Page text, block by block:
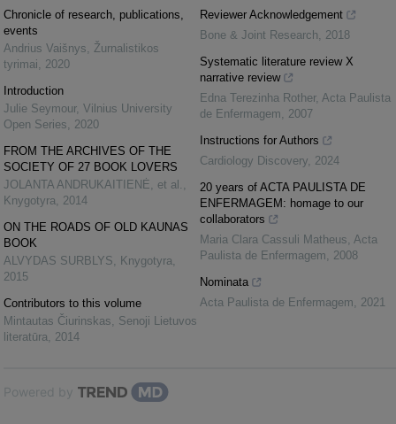
Chronicle of research, publications,
events
Andrius Vaišnys
Žurnalistikos
tyrimai
2020
Introduction
Julie Seymour, Vilnius University
Open Series
2020
FROM THE ARCHIVES OF THE
SOCIETY OF 27 BOOK LOVERS
JOLANTA ANDRUKAITIENĖ, et al.
Knygotyra
2014
ON THE ROADS OF OLD KAUNAS
BOOK
ALVYDAS SURBLYS
Knygotyra
2015
Contributors to this volume
Mintautas Čiurinskas
Senoji Lietuvos
literatūra
2014
Reviewer Acknowledgement
Bone & Joint Research
2018
Systematic literature review X
narrative review
Edna Terezinha Rother, Acta Paulista
de Enfermagem
2007
Instructions for Authors
Cardiology Discovery 2024
20 years of ACTA PAULISTA DE
ENFERMAGEM: homage to our
collaborators
Maria Clara Cassuli Matheus Acta
Paulista de Enfermagem
2008
Nominata
Acta Paulista de Enfermagem
2021
Powered by